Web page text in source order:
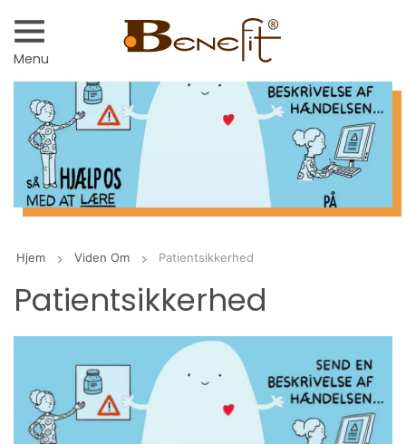
Menu
Hjem Viden Om Patientsikkerhed
Patientsikkerhed